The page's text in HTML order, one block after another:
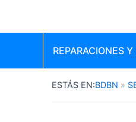
REPARACIONES
BDBN